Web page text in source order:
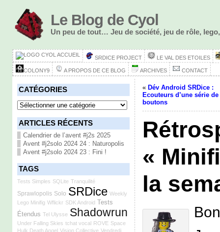
Le Blog de Cyol
Un peu de tout… Jeu de société, jeu de rôle,
ACCUEIL SRDICE PROJECT LE VAL DES ETOILES
COLONY9 A PROPOS DE CE BLOG ARCHIVES CONTACT
CATÉGORIES
Catégories
ARTICLES RÉCENTS
Calendrier de l’avent #j2s 2025
Avent #j2solo 2024 24 : Naturopolis
Avent #j2solo 2024 23 : Fini !
TAGS
Tests Simples SQLite Tranquilité
Sprawlopolis Solo SRDice Weekly
Lego Minifig Wflickr SDK Android Tests
Étendus Tel Ulysse Shadowrun
Under Falling Skies tchat vocal ROVE Space
Hulk Death Angel Vision Collective Vendredi
« Dév Android SRDice :
Ecouteurs d’une série de
boutons
«
la